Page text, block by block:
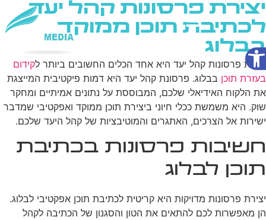
פתח סרגל נגישות
יצירת פרסונות קהל יעד
לכתיבת תוכן ממוקד
בבלוג
יצירת פרסונות קהל יעד היא אחד הכלים החשובים ביותר לקידום
בעזרת תוכן בבלוג. פרסונת קהל יעד היא דמות פיקטיבית המייצגת
את הלקוח האידיאלי שלכם, המבוססת על נתונים אמיתיים ומחקר
שוק. היא משמשת ככלי חיוני ביצירת תוכן ממוקד ואפקטיבי שמדבר
ישירות אל הצרכים, האתגרים והמוטיבציות של קהל היעד שלכם.
חשיבות פרסונות בכתיבת
תוכן לבלוג
יצירת פרסונות מדויקות היא קריטית לכתיבת תוכן אפקטיבי לבלוג.
הן מאפשרות לכם להתאים את הטון והסגנון של הכתיבה לקהל